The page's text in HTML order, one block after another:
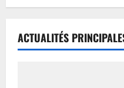
ACTUALITÉS